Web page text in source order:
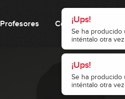
¡Ups!
Se ha producido
inténtalo otra
¡Ups!
Se ha producido
inténtalo otra
Profesores Cómo funciona